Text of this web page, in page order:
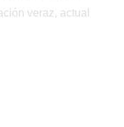
veraz, actual